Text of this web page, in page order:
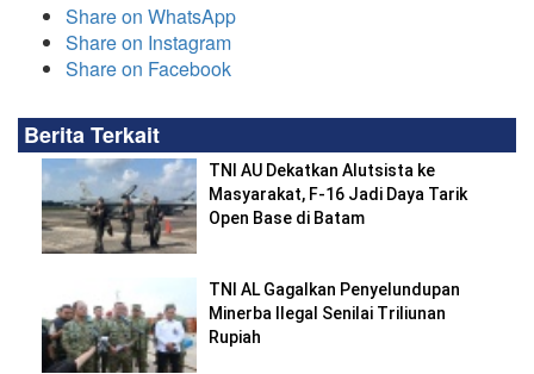
Share on WhatsApp
Share on Instagram
Share on Facebook
Berita Terkait
TNI AU Dekatkan Alutsista ke
Masyarakat, F-16 Jadi Daya Tarik
Open Base di Batam
TNI AL Gagalkan Penyelundupan
Minerba Ilegal Senilai Triliunan
Rupiah